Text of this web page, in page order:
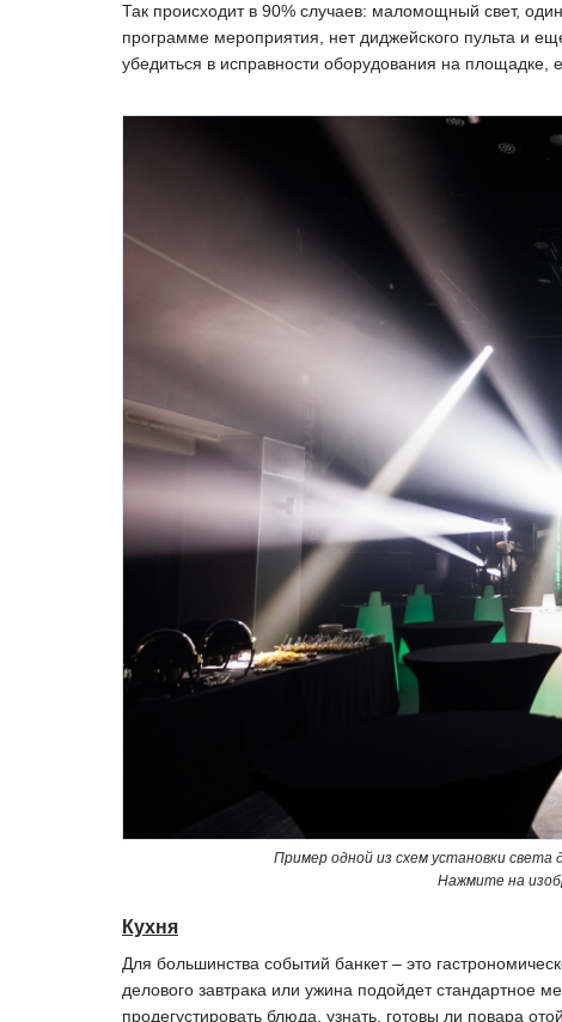
Так происходит в 90% случаев: маломощный свет,
программе мероприятия, нет диджейского пульта и
убедиться в исправности оборудования на площадке,
Пример одной из схем установки света
Нажмите на
Кухня
Для большинства событий банкет – это
делового завтрака или ужина подойдет стандартное
продегустировать блюда, узнать, готовы ли повара